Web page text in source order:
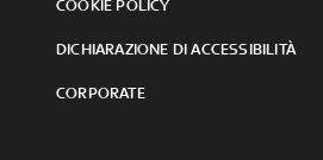
COOKIE POLICY
DICHIARAZIONE DI ACCESSIBILITÀ
CORPORATE